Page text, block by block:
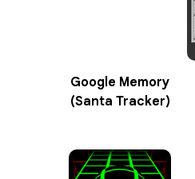
Google Memory
(Santa Tracker)